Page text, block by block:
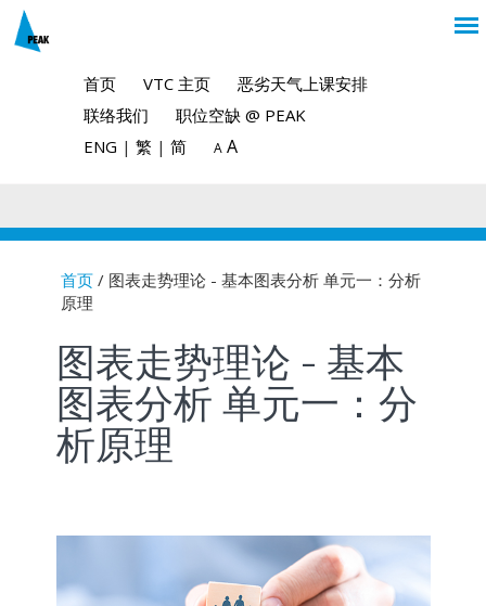
首页 VTC 主页
恶劣天气上课安排
联络我们
职位空缺 @ PEAK
ENG | 繁 | 简 A A
You are here
首页/ 图表走势理论 - 基本图表分析 单元一：分析
原理
图表走势理论 - 基本
图表分析 单元一：分
析原理